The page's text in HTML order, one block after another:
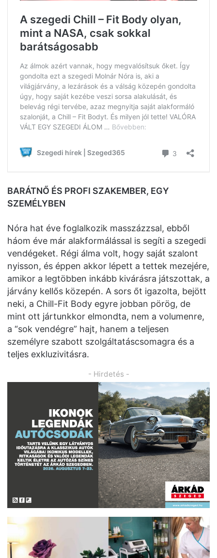
BARÁTNŐ ÉS PROFI SZAKEMBER, EGY
SZEMÉLYBEN
Nóra hat éve foglalkozik masszázzsal, ebből
háom éve már alakformálással is segíti a szegedi
vendégeket. Régi álma volt, hogy saját szalont
nyisson, és éppen akkor lépett a tettek mezejére,
amikor a legtöbben inkább kivárásra játszottak, a
járvány kellős közepén. A sors őt igazolta, bejött
neki, a Chill-Fit Body egyre jobban pörög, de
mint ott jártunkkor elmondta, nem a volumenre,
a “sok vendégre” hajt, hanem a teljesen
személyre szabott szolgáltatáscsomagra és a
teljes exkluzivitásra.
- Hirdetés -